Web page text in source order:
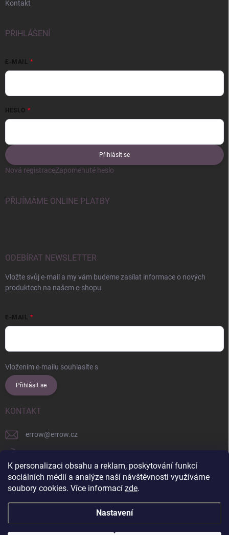
K personalizaci obsahu a reklam, poskytování funkcí
sociálních médií a analýze naší návštěvnosti využíváme
soubory cookies. Více informací zde.
Nastavení
Kontakt
PŘIHLÁŠENÍ
E-MAIL
HESLO
Přihlásit se
Nová registraceZapomenuté heslo
PŘIJÍMÁME ONLINE PLATBY
ODEBÍRAT NEWSLETTER
Vložte svůj e-mail a my vám budeme zasílat informace o nových
produktech na našem e-shopu.
E-MAIL
Vložením e-mailu souhlasíte s
Přihlásit se
KONTAKT
errow@errow.cz
explore/locations/957228892/